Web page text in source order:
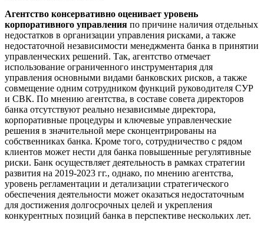
Агентство консервативно оценивает уровень
корпоративного управления по причине наличия отдельных
недостатков в организации управления рисками, а также
недостаточной независимости менеджмента банка в принятии
управленческих решений. Так, агентство отмечает
использование ограниченного инструментария для
управления основными видами банковских рисков, а также
совмещение одним сотрудником функций руководителя СУР
и СВК. По мнению агентства, в составе совета директоров
банка отсутствуют реально независимые директора,
корпоративные процедуры и ключевые управленческие
решения в значительной мере сконцентрированы на
собственниках банка. Кроме того, сотрудничество с рядом
клиентов может нести для банка повышенные регулятивные
риски. Банк осуществляет деятельность в рамках стратегии
развития на 2019-2023 гг., однако, по мнению агентства,
уровень регламентации и детализации стратегического
обеспечения деятельности может оказаться недостаточным
для достижения долгосрочных целей и укрепления
конкурентных позиций банка в перспективе нескольких лет.